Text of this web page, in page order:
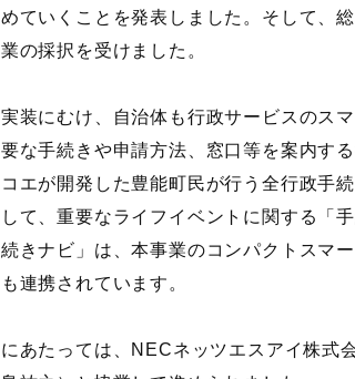
ていくことを発表しました。そして、
の採択を受けました。
装にむけ、自治体も行政サービスのス
な手続きや申請方法、窓口等を案内す
エが開発した豊能町民が行う全行政手
て、重要なライフイベントに関する「
きナビ」は、本事業のコンパクトスマ
連携されています。
あたっては、 NECネッツエスアイ株式